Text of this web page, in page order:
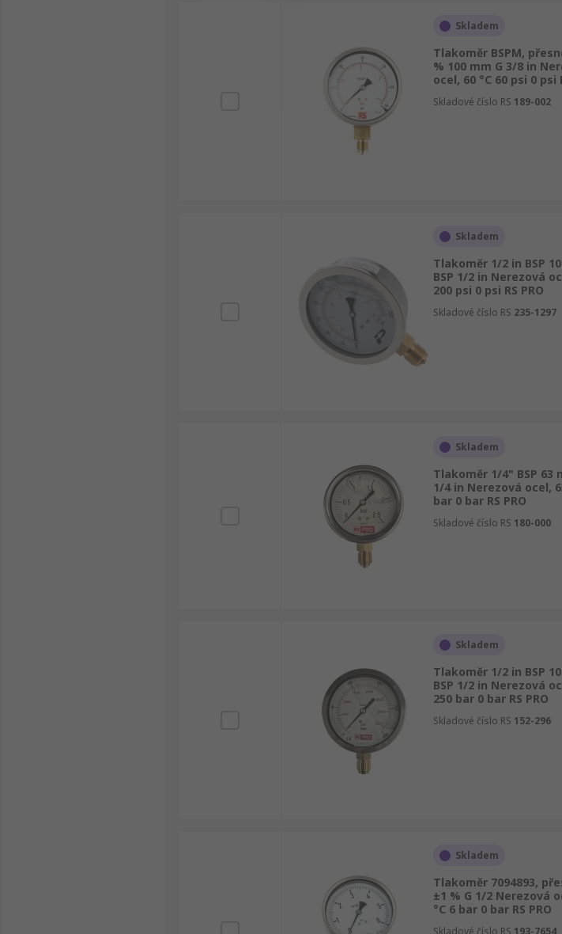
Skladem
Tlakoměr BSPM,
% 100 mm G 3/8 in
ocel, 60 °C 60 psi 0 psi
Skladové číslo RS 189-002
Skladem
Tlakoměr 1/2 in BSP
BSP 1/2 in Nerezová
200 psi 0 psi RS PRO
Skladové číslo RS 235-1297
Skladem
Tlakoměr 1/4" BSP 63
1/4 in Nerezová ocel,
bar 0 bar RS PRO
Skladové číslo RS 180-000
Skladem
Tlakoměr 1/2 in BSP
BSP 1/2 in Nerezová
250 bar 0 bar RS PRO
Skladové číslo RS 152-296
Skladem
Tlakoměr 7094893,
±1 % G 1/2 Nerezová
°C 6 bar 0 bar RS PRO
Skladové číslo RS 193-7654